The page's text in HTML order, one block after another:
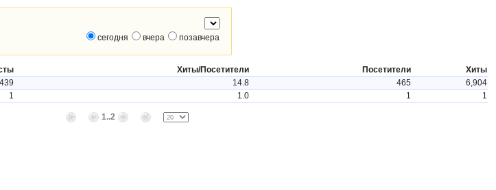
сегодня вчера позавчера
Хиты/Посетители Посетители
Хиты
439 14.8 465
6,904
1 1.0 1 1
1..2